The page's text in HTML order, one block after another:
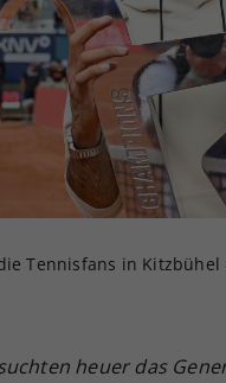
Tennisfans in
heuer das